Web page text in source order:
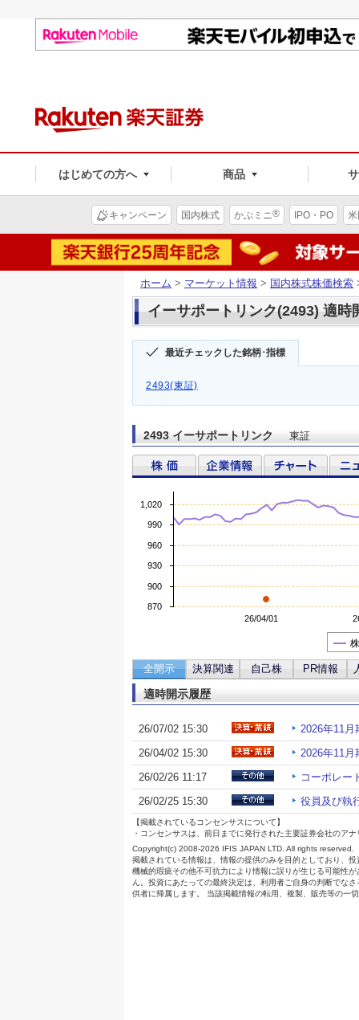
はじめての方へ 商品
キャンペーン 国内株式 かぶミニ® IPO・PO
ホーム > マーケット情報 > 国内株式株価検索
イーサポートリンク(2493) 適時
最近チェックした銘柄･指標
2493(東証)
2493 イーサポートリンク 東証